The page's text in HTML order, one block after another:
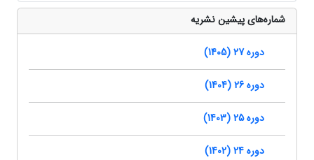
شماره‌های پیشین نشریه
دوره 27 (1405)
دوره 26 (1404)
دوره 25 (1403)
دوره 24 (1402)